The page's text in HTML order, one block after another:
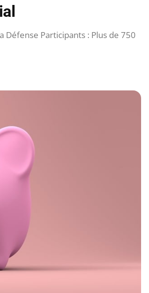
Défense Participants : Plus de 750